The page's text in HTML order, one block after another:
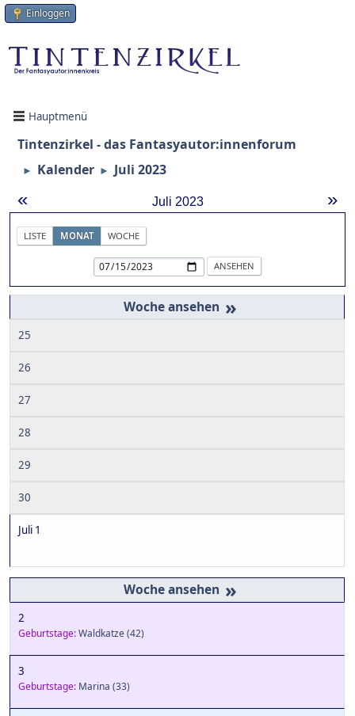
Einloggen
Hauptmenü
Tintenzirkel - das Fantasyautor:innenforum
► Kalender ► Juli 2023
« »
Juli 2023
LISTE MONAT WOCHE
»
25
26
27
28
29
30
Juli 1
»
2
Geburtstage:Waldkatze(42)
3
Geburtstage: Marina (33)